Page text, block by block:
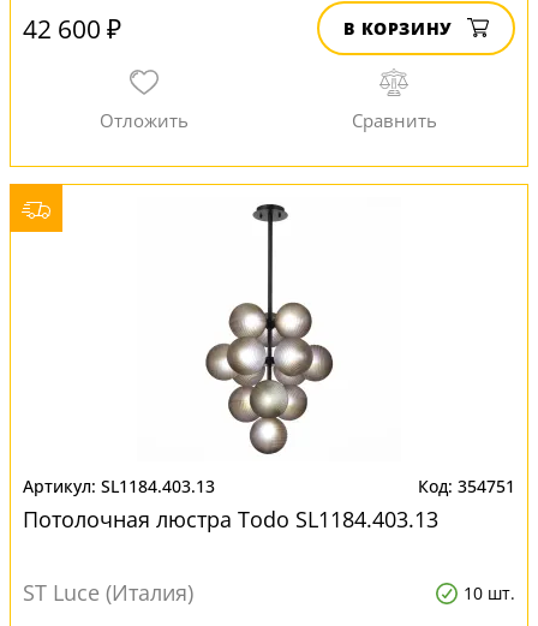
42 600 ₽ В КОРЗИНУ
SL1184.403.13 354751
Потолочная люстра Todo SL1184.403.13
ST Luce (Италия) 10 шт.